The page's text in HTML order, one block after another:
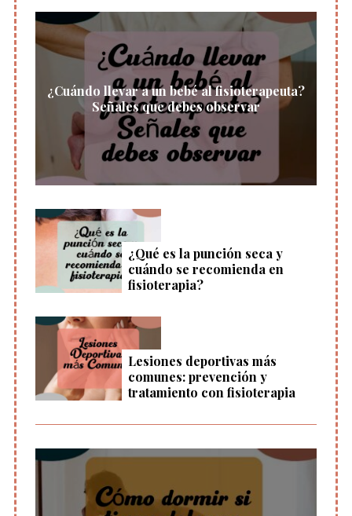
¿Cuándo llevar a un bebé al fisioterapeuta?
Señales que debes observar
¿Qué es la punción seca y
cuándo se recomienda en
fisioterapia?
Lesiones deportivas más
comunes: prevención y
tratamiento con fisioterapia